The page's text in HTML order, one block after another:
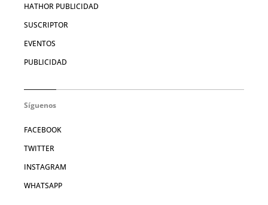
HATHOR PUBLICIDAD
SUSCRIPTOR
EVENTOS
PUBLICIDAD
Síguenos
FACEBOOK
TWITTER
INSTAGRAM
WHATSAPP